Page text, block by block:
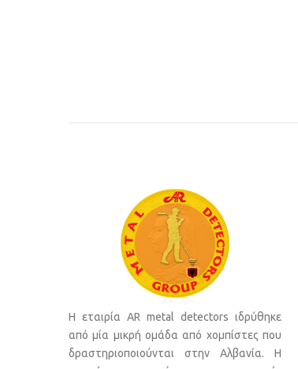
Η εταιρία AR metal detectors ιδρύθηκε
από μία μικρή ομάδα από χομπίστες που
δραστηριοποιούνται στην Αλβανία. Η